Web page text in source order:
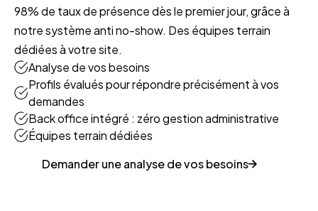
98% de taux de présence dès le premier jour, grâce à
notre système anti no-show. Des équipes terrain
dédiées à votre site.
Analyse de vos besoins
Profils évalués pour répondre précisément à vos
demandes
Back office intégré : zéro gestion administrative
Équipes terrain dédiées
Demander une analyse de vos besoins